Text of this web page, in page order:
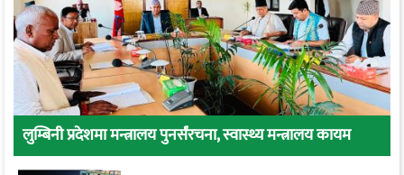
लुम्बिनी प्रदेशमा मन्त्रालय पुनर्संरचना, स्वास्थ्य मन्त्रालय कायम